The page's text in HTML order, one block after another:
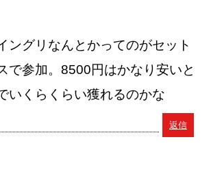
ングリなんとかってのがセット
で参加。8500円はかなり安いと
いくらくらい獲れるのかな
返信